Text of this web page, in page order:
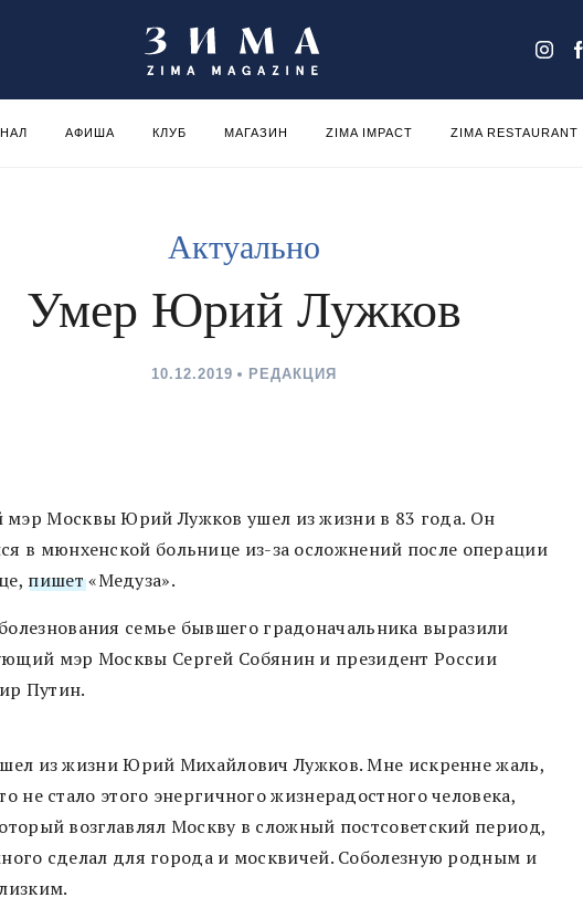
АФИША КЛУБ МАГАЗИН ZIMA IMPACT ZIMA RESTAURANT
Актуально
Умер Юрий Лужков
10.12.2019 РЕДАКЦИЯ
Москвы Юрий Лужков ушел из жизни в 83 года. Он
в мюнхенской больнице из-за осложнений после операции
пишет«Медуза».
семье бывшего градоначальника выразили
мэр Москвы Сергей Собянин и президент России
Путин.
из жизни Юрий Михайлович Лужков. Мне искренне жаль,
не стало этого энергичного жизнерадостного человека,
возглавлял Москву в сложный постсоветский период,
сделал для города и москвичей. Соболезную родным и